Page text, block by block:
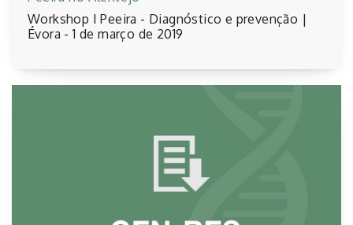
Workshop I Peeira - Diagnóstico e prevenção |
Évora - 1 de março de 2019